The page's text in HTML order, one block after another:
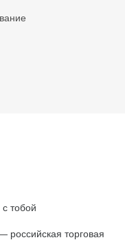
тобой
торговая